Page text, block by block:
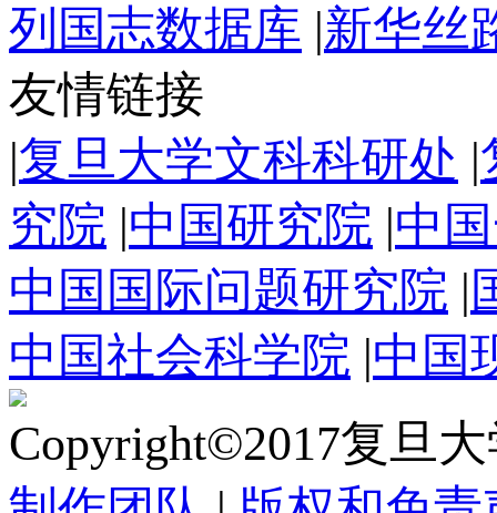
列国志数据库 |新华丝
友情链接
|复旦大学文科科研处 |
究院 |中国研究院 |中
中国国际问题研究院 |
中国社会科学院 |中国
Copyright©2017复旦